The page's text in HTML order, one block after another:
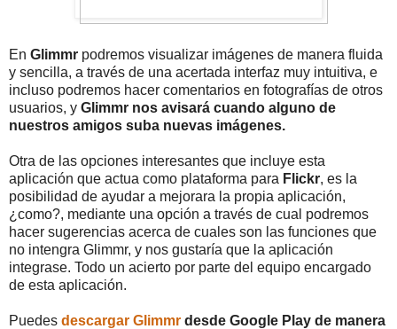
En Glimmr podremos visualizar imágenes de manera fluida
y sencilla, a través de una acertada interfaz muy intuitiva, e
incluso podremos hacer comentarios en fotografías de otros
usuarios, y Glimmr nos avisará cuando alguno de
nuestros amigos suba nuevas imágenes.
Otra de las opciones interesantes que incluye esta
aplicación que actua como plataforma para Flickr, es la
posibilidad de ayudar a mejorara la propia aplicación,
¿como?, mediante una opción a través de cual podremos
hacer sugerencias acerca de cuales son las funciones que
no intengra Glimmr, y nos gustaría que la aplicación
integrase. Todo un acierto por parte del equipo encargado
de esta aplicación.
Puedes descargar Glimmr desde Google Play de manera